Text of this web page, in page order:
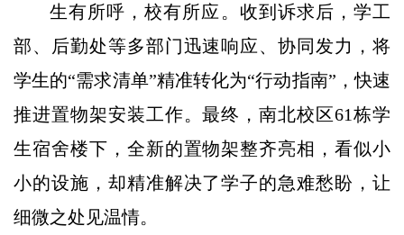
生有所呼，校有所应。收到诉求后，学工
部、后勤处等多部门迅速响应、协同发力，将
学生的“需求清单”精准转化为“行动指南”，快速
推进置物架安装工作。最终，南北校区61栋学
生宿舍楼下，全新的置物架整齐亮相，看似小
小的设施，却精准解决了学子的急难愁盼，让
细微之处见温情。